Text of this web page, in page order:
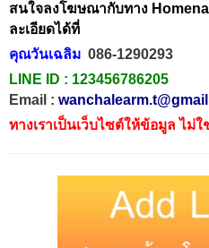
สนใจลงโฆษณากับทาง
ละเอียดได้ที่
คุณวันเฉลิม 086-1290293
LINE ID : 123456786205
Email :
ทางเราเป็นเว็บไซต์ให้ข้อมูล ไม่